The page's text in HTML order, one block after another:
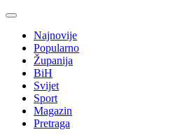
Najnovije
Popularno
Županija
BiH
Svijet
Sport
Magazin
Pretraga